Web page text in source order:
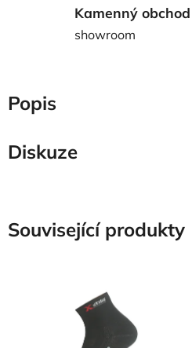
Kamenný obchod
showroom
Popis
Diskuze
Související produkty